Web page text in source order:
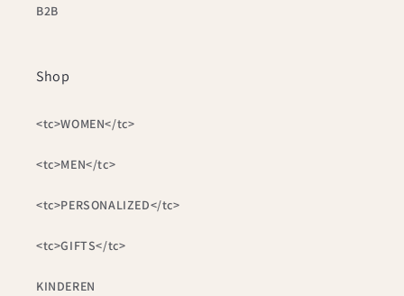
B2B
Shop
<tc>WOMEN</tc>
<tc>MEN</tc>
<tc>PERSONALIZED</tc>
<tc>GIFTS</tc>
KINDEREN